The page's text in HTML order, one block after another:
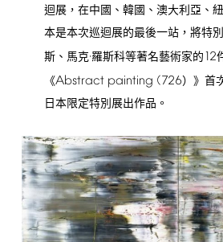
迴展，在中國、韓國、澳大利亞、
本是本次巡迴展的最後一站，將特
斯、馬克·羅斯科等著名藝術家的 12
《Abstract painting (726）》首
日本限定特別展出作品。